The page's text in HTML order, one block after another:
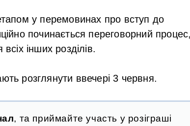
у перемовинах про вступ до
починається переговорний
інших розділів.
розглянути ввечері 3 червня.
, та приймайте участь у розіграші